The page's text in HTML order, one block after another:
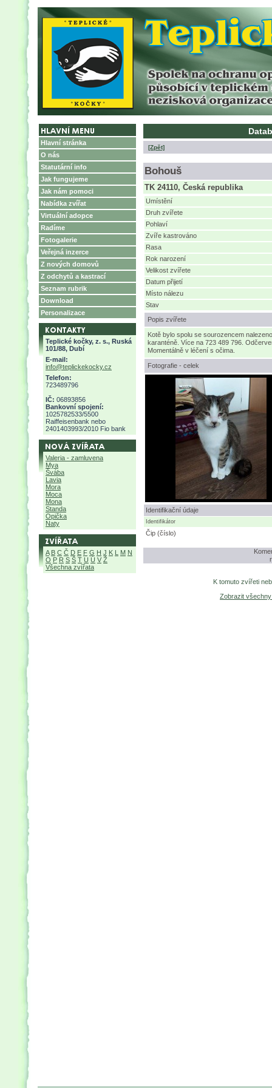
Hlavní stránka
O nás
Statutární info
Jak fungujeme
Jak nám pomoci
Nabídka zvířat
Virtuální adopce
Radíme
Fotogalerie
Veřejná inzerce
Z nových domovů
Z odchytů a kastrací
Seznam rubrik
Download
Personalizace
Teplické kočky, z. s., Ruská
101/88, Dubí
E-mail:
info@teplickekocky.cz
Telefon:
723489796
IČ: 06893856
Bankovní spojení:
1025782533/5500
Raiffeisenbank nebo
2401403993/2010 Fio bank
Valeria - zamluvena
Mya
Švába
Lavia
Mora
Moca
Mona
Standa
Opička
Naty
A B C Č D E F G H J K L M N
O P R S Š T U Ú V Ž
Všechna zvířata
[Zpět]
Bohouš
TK 24110, Česká republika
Umístění
Druh zvířete
Pohlaví
Zvíře kastrováno
Rasa
Rok narození
Velikost zvířete
Datum přijetí
Místo nálezu
Stav
Popis zvířete
Kotě bylo spolu se sourozencem
karanténě. Více na 723 489 796.
Momentálně v léčení s očima.
Fotografie - celek
Identifikační údaje
Identifikátor
Čip (číslo)
K tomuto zvířeti
Zobrazit